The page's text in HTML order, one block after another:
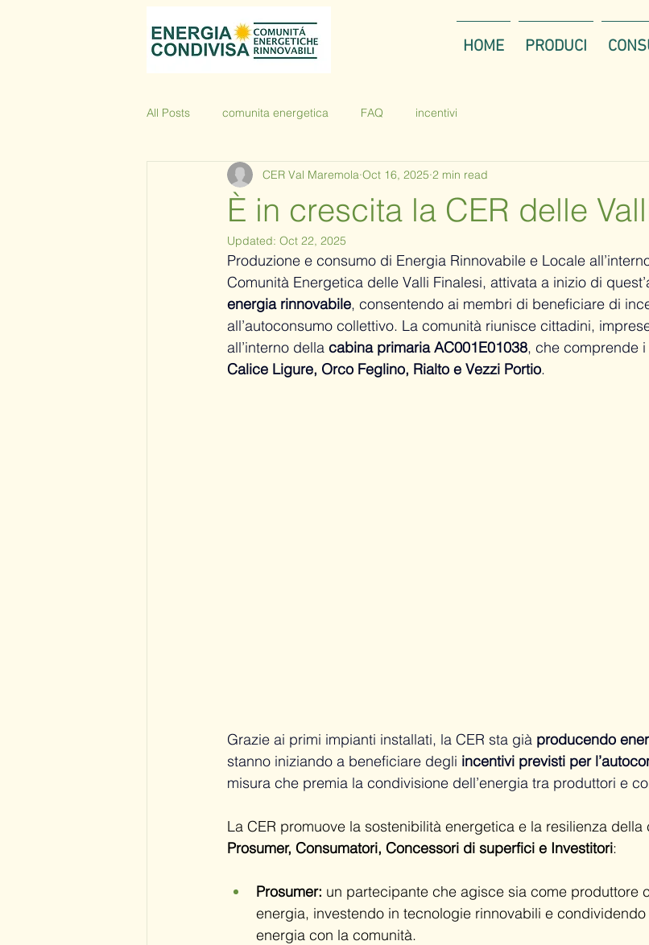
HOME PRODUCI
All Posts comunita energetica FAQ incentivi
È in crescita la CER delle
CER Val Maremola Oct 16, 2025 2 min read
Updated: Oct 22, 2025
Produzione e consumo di Energia Rinnovabile e Locale
Comunità Energetica delle Valli Finalesi, attivata a inizio di
energia rinnovabile, consentendo ai membri di beneficiare di
all’autoconsumo collettivo. La comunità riunisce cittadini,
all’interno della cabina primaria AC001E01038, che comprende
Calice Ligure, Orco Feglino, Rialto e Vezzi Portio.
Grazie ai primi impianti installati, la CER sta già producendo
stanno iniziando a beneficiare degli incentivi previsti per
misura che premia la condivisione dell’energia tra produttori e
La CER promuove la sostenibilità energetica e la resilienza
Prosumer, Consumatori, Concessori di superfici e Investitori:
Prosumer: un partecipante che agisce sia come produttore
energia, investendo in tecnologie rinnovabili e
energia con la comunità.